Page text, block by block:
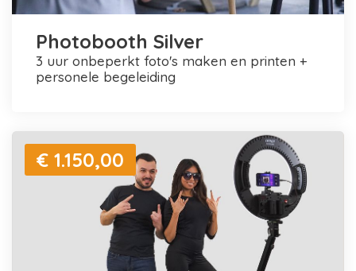
Photobooth Silver
3 uur onbeperkt foto's maken en printen +
personele begeleiding
€ 1.150,00